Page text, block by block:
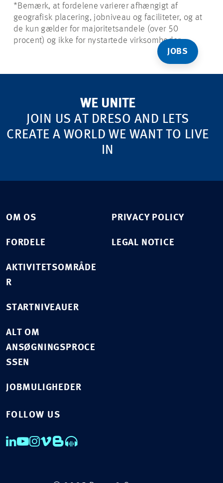
JOBS
*Bemærk, at fordelene varierer afhængigt af
geografisk placering, jobniveau og faciliteter, og at
de kun gælder for majoritetsandele (over 50
procent) og ikke for nystartede virksomheder.
WE UNITE
JOIN US AT DRESO AND LETS
CREATE A WORLD WE WANT TO LIVE
IN
OM OS
FORDELE
AKTIVITETSOMRÅDE
R
STARTNIVEAUER
ALT OM
ANSØGNINGSPROCE
SSEN
JOBMULIGHEDER
PRIVACY POLICY
LEGAL NOTICE
FOLLOW US